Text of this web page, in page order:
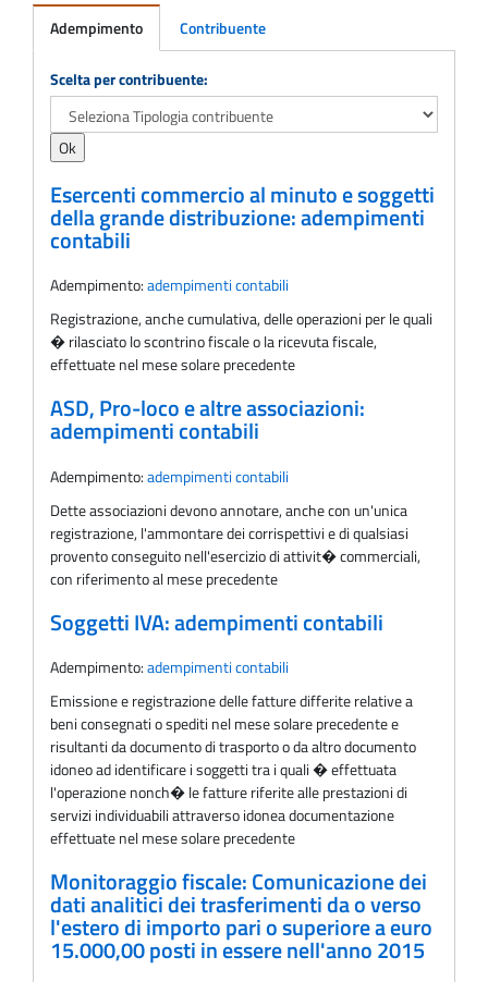
Adempimento Contribuente
Adempimento
Scelta per contribuente:
Esercenti commercio al minuto e soggetti
della grande distribuzione: adempimenti
contabili
Adempimento:adempimenti contabili
Registrazione, anche cumulativa, delle operazioni per le quali
� rilasciato lo scontrino fiscale o la ricevuta fiscale,
effettuate nel mese solare precedente
ASD, Pro-loco e altre associazioni:
adempimenti contabili
Adempimento:adempimenti contabili
Dette associazioni devono annotare, anche con un'unica
registrazione, l'ammontare dei corrispettivi e di qualsiasi
provento conseguito nell'esercizio di attivit� commerciali,
con riferimento al mese precedente
Soggetti IVA: adempimenti contabili
Adempimento:adempimenti contabili
Emissione e registrazione delle fatture differite relative a
beni consegnati o spediti nel mese solare precedente e
risultanti da documento di trasporto o da altro documento
idoneo ad identificare i soggetti tra i quali � effettuata
l'operazione nonch� le fatture riferite alle prestazioni di
servizi individuabili attraverso idonea documentazione
effettuate nel mese solare precedente
Monitoraggio fiscale: Comunicazione dei
dati analitici dei trasferimenti da o verso
l'estero di importo pari o superiore a euro
15.000,00 posti in essere nell'anno 2015